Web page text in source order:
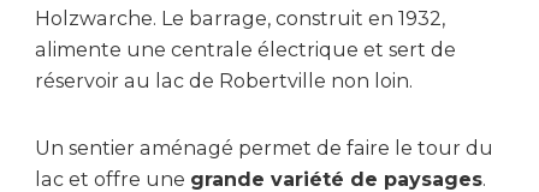
Holzwarche. Le barrage, construit en 1932,
alimente une centrale électrique et sert de
réservoir au lac de Robertville non loin.
Un sentier aménagé permet de faire le tour du
lac et offre une grande variété de paysages.